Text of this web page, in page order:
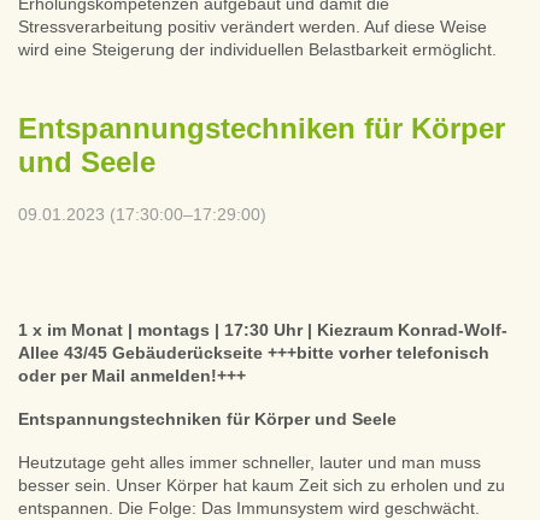
Stressverarbeitung positiv verändert werden. Auf diese Weise
wird eine Steigerung der individuellen Belastbarkeit ermöglicht.
Entspannungstechniken für Körper
und Seele
09.01.2023 (17:30:00–17:29:00)
1 x im Monat | montags | 17:30 Uhr | Kiezraum Konrad-Wolf-
Allee 43/45 Gebäuderückseite +++bitte vorher telefonisch
oder per Mail anmelden!+++
Entspannungstechniken für Körper und Seele
Heutzutage geht alles immer schneller, lauter und man muss
besser sein. Unser Körper hat kaum Zeit sich zu erholen und zu
entspannen. Die Folge: Das Immunsystem wird geschwächt.